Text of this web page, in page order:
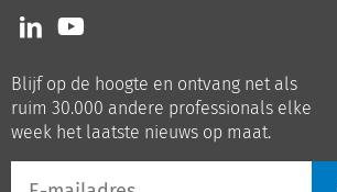
Volg
ons
LinkedIn
Volg
ons
Youtube
Blijf op de hoogte en ontvang net als
ruim 30.000 andere professionals elke
week het laatste nieuws op maat.